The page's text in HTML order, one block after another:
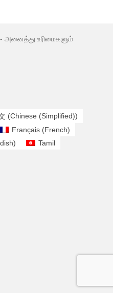
- அனைத்து உரிமைகளும்
(Chinese (Simplified))
Français(French)
) Tamil